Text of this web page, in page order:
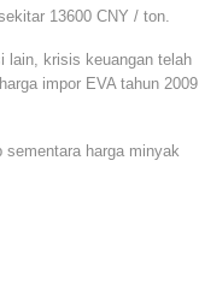
13600 CNY / ton.
lain, krisis keuangan telah
impor EVA tahun 2009
sementara harga minyak